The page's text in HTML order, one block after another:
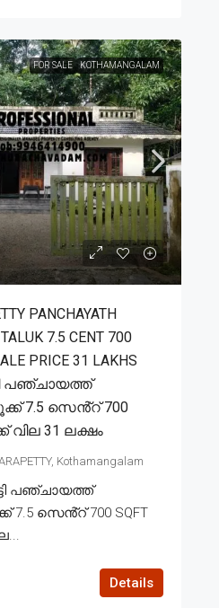
FOR SALE KOTHAMANGALAM
PANCHAYATH
7.5 CENT 700
PRICE 31 LAKHS
പഞ്ചായത്ത്
7.5 സെൻ്റ് 700
വില 31 ലക്ഷം
Kothamangalam
പഞ്ചായത്ത്
സെൻ്റ് 700 SQFT
Details